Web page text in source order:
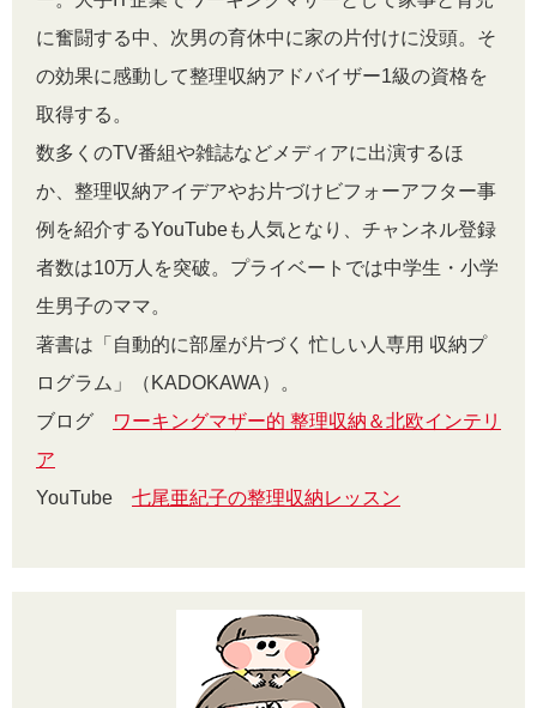
に奮闘する中、次男の育休中に家の片付けに没頭。そ
の効果に感動して整理収納アドバイザー1級の資格を
取得する。
数多くのTV番組や雑誌などメディアに出演するほ
か、整理収納アイデアやお片づけビフォーアフター事
例を紹介するYouTubeも人気となり、チャンネル登録
者数は10万人を突破。プライベートでは中学生・小学
生男子のママ。
著書は「自動的に部屋が片づく 忙しい人専用 収納プ
ログラム」（KADOKAWA）。
ブログ
ワーキングマザー的 整理収納＆北欧インテリ
ア
YouTube 七尾亜紀子の整理収納レッスン